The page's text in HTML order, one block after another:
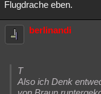
Flugdrache eben.
berlinandi
T
Also ich Denk